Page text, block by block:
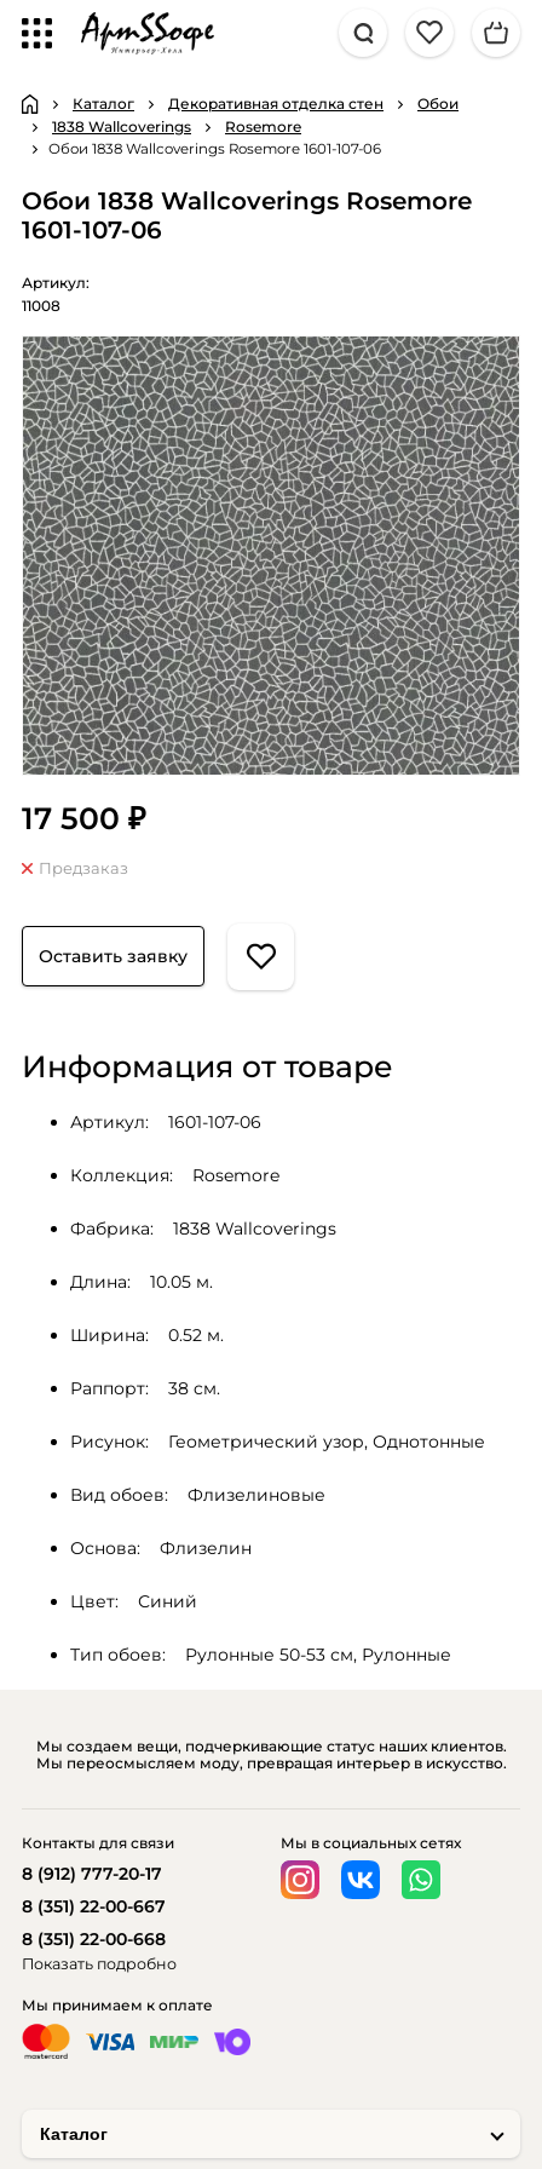
Каталог Декоративная отделка стен
Обои
1838 Wallcoverings
Rosemore
Обои 1838 Wallcoverings Rosemore 1601-107-06
Обои 1838 Wallcoverings Rosemore
1601-107-06
Артикул:
11008
17 500 ₽
Предзаказ
Оставить заявку
Информация от товаре
Артикул:    1601-107-06
Коллекция:    Rosemore
Фабрика:    1838 Wallcoverings
Длина:    10.05 м.
Ширина:    0.52 м.
Раппорт:    38 cм.
Рисунок:    Геометрический узор, Однотонные
Вид обоев:    Флизелиновые
Основа:    Флизелин
Цвет:    Синий
Тип обоев:    Рулонные 50-53 см, Рулонные
Мы создаем вещи, подчеркивающие статус наших клиентов.
Мы переосмысляем моду, превращая интерьер в искусство.
Каталог
Мы принимаем к оплате
Мы в социальных сетях
Контакты для связи
8 (912) 777-20-17
8 (351) 22-00-667
8 (351) 22-00-668
Показать подробно